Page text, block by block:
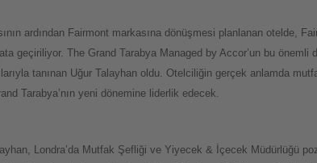
ardından Fairmont markasına dönüşmesi planlanan otelde,
geçiriliyor. The Grand Tarabya Managed by Accor’un bu önemli
tanınan Uğur Talayhan oldu. Otelciliğin gerçek anlamda
Tarabya’nın yeni dönemine liderlik edecek.
Londra’da Mutfak Şefliği ve Yiyecek & İçecek Müdürlüğü